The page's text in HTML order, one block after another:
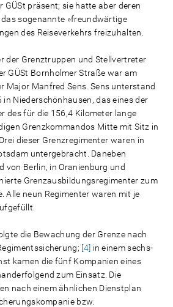
präsent; sie hatte aber deren
sogenannte »freundwärtige
des Reiseverkehrs freizuhalten.
der Grenztruppen und Stellvertreter
GÜSt Bornholmer Straße war am
Major Manfred Sens. Sens unterstand
Niederschönhausen, das eines der
des für die 156,4 Kilometer lange
Grenzkommandos Mitte mit Sitz in
dieser Grenzregimenter waren in
untergebracht. Daneben
von Berlin, in Oranienburg und
Grenzausbildungsregimenter zum
Alle neun Regimenter waren mit je
die Bewachung der Grenze nach
[4] in einem sechs-
kamen die fünf Kompanien eines
zum Einsatz. Die
nach einem ähnlichen Dienstplan
bzw.